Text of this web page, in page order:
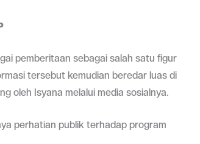
pemberitaan sebagai salah satu figur
tersebut kemudian beredar luas di
oleh Isyana melalui media sosialnya.
perhatian publik terhadap program